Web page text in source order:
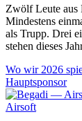
Zwölf Leute aus
Mindestens
als Trupp. Drei
stehen dieses
Wo wir 2026
Hauptsponsor